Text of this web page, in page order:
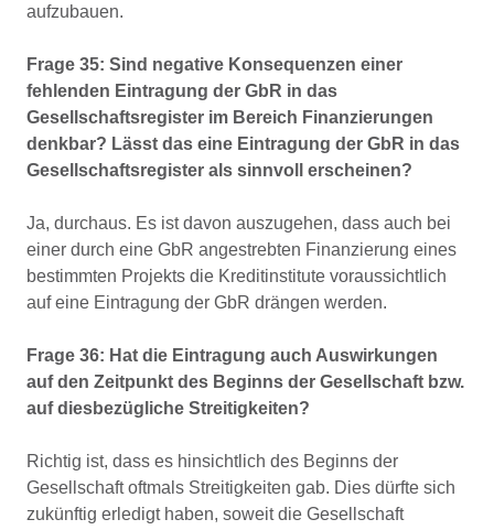
aufzubauen.
Frage 35: Sind negative Konsequenzen einer
fehlenden Eintragung der GbR in das
Gesellschaftsregister im Bereich Finanzierungen
denkbar? Lässt das eine Eintragung der GbR in das
Gesellschaftsregister als sinnvoll erscheinen?
Ja, durchaus. Es ist davon auszugehen, dass auch bei
einer durch eine GbR angestrebten Finanzierung eines
bestimmten Projekts die Kreditinstitute voraussichtlich
auf eine Eintragung der GbR drängen werden.
Frage 36: Hat die Eintragung auch Auswirkungen
auf den Zeitpunkt des Beginns der Gesellschaft bzw.
auf diesbezügliche Streitigkeiten?
Richtig ist, dass es hinsichtlich des Beginns der
Gesellschaft oftmals Streitigkeiten gab. Dies dürfte sich
zukünftig erledigt haben, soweit die Gesellschaft